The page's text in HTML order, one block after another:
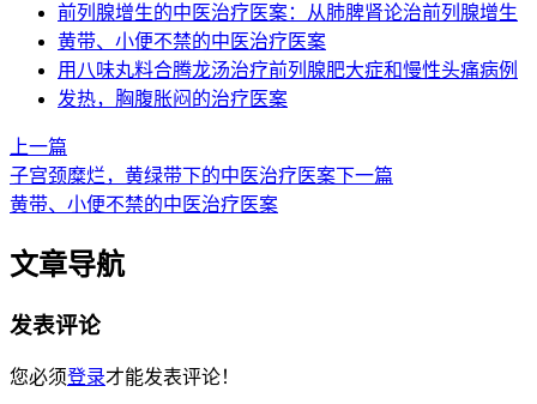
前列腺增生的中医治疗医案：从肺脾肾论治前列腺增生
黄带、小便不禁的中医治疗医案
用八味丸料合腾龙汤治疗前列腺肥大症和慢性头痛病例
发热，胸腹胀闷的治疗医案
上一篇
子宫颈糜烂，黄绿带下的中医治疗医案下一篇
黄带、小便不禁的中医治疗医案
文章导航
发表评论
您必须登录才能发表评论！